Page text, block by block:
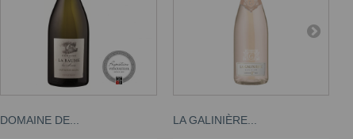
DOMAINE DE... LA GALINIÈRE...